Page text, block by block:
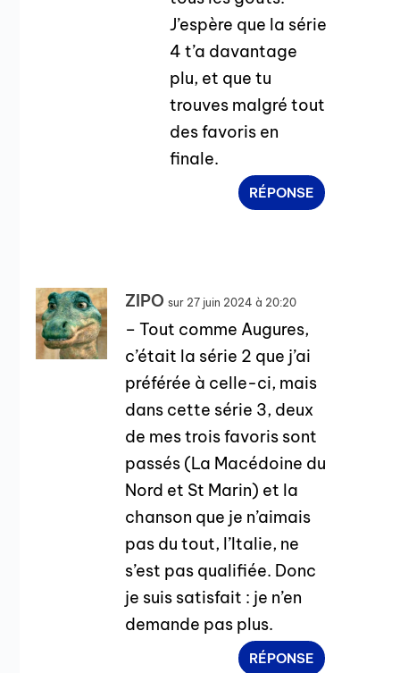
J’espère que la série
4 t’a davantage
plu, et que tu
trouves malgré tout
des favoris en
finale.
RÉPONSE
ZIPO sur 27 juin 2024 à 20:20
– Tout comme Augures,
c’était la série 2 que j’ai
préférée à celle-ci, mais
dans cette série 3, deux
de mes trois favoris sont
passés (La Macédoine du
Nord et St Marin) et la
chanson que je n’aimais
pas du tout, l’Italie, ne
s’est pas qualifiée. Donc
je suis satisfait : je n’en
demande pas plus.
RÉPONSE